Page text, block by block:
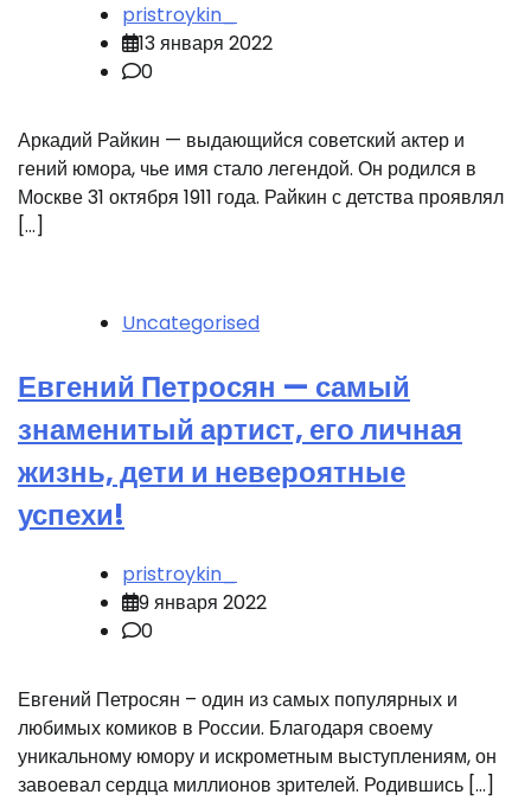
pristroykin_
13 января 2022
0
Аркадий Райкин — выдающийся советский актер и
гений юмора, чье имя стало легендой. Он родился в
Москве 31 октября 1911 года. Райкин с детства проявлял
[…]
Uncategorised
Евгений Петросян — самый
знаменитый артист, его личная
жизнь, дети и невероятные
успехи!
pristroykin_
9 января 2022
0
Евгений Петросян – один из самых популярных и
любимых комиков в России. Благодаря своему
уникальному юмору и искрометным выступлениям, он
завоевал сердца миллионов зрителей. Родившись […]